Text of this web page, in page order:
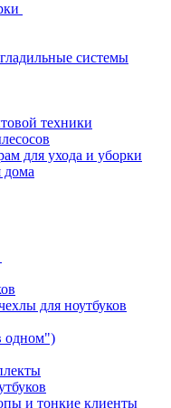
системы
техники
для ухода и уборки
дома
для ноутбуков
одном")
и тонкие клиенты